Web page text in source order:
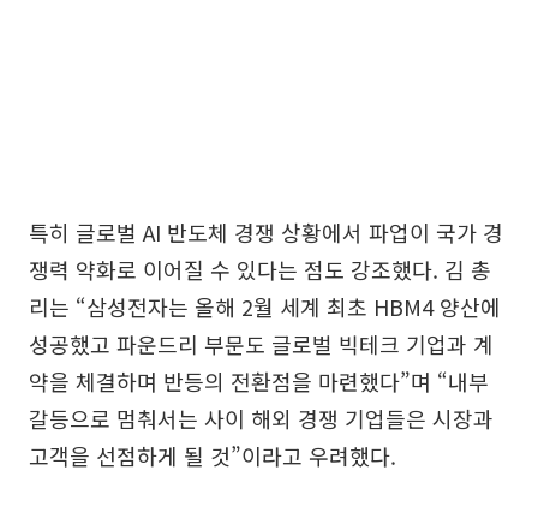
특히 글로벌 AI 반도체 경쟁 상황에서 파업이 국가 경
쟁력 약화로 이어질 수 있다는 점도 강조했다. 김 총
리는 “삼성전자는 올해 2월 세계 최초 HBM4 양산에
성공했고 파운드리 부문도 글로벌 빅테크 기업과 계
약을 체결하며 반등의 전환점을 마련했다”며 “내부
갈등으로 멈춰서는 사이 해외 경쟁 기업들은 시장과
고객을 선점하게 될 것”이라고 우려했다.